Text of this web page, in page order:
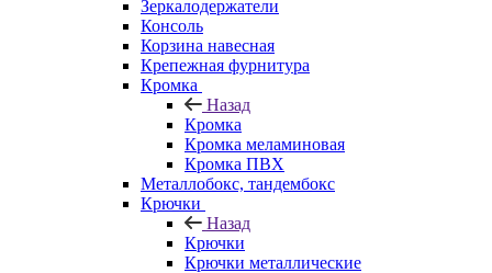
Зеркалодержатели
Консоль
Корзина навесная
Крепежная фурнитура
Кромка
Назад
Кромка
Кромка меламиновая
Кромка ПВХ
Металлобокс, тандембокс
Крючки
Назад
Крючки
Крючки металлические